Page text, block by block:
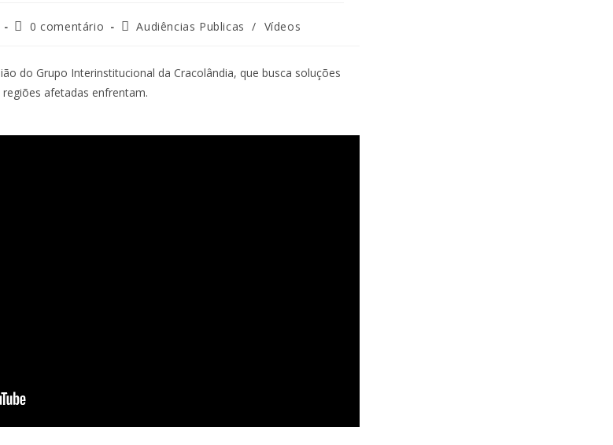
0 comentário Audiências Publicas / Vídeos
do Grupo Interinstitucional da Cracolândia, que busca soluções
afetadas enfrentam.